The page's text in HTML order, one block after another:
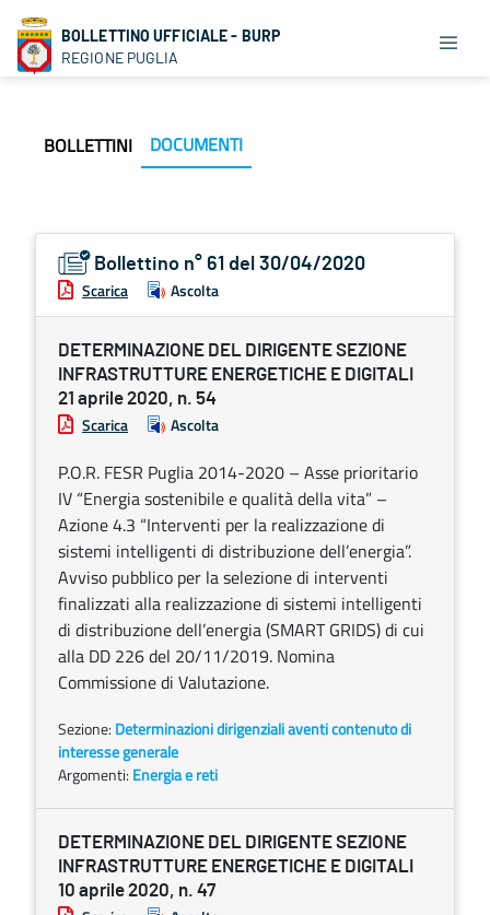
BOLLETTINO UFFICIALE - BURP
REGIONE PUGLIA
BOLLETTINI DOCUMENTI
Bollettino n° 61 del 30/04/2020
Scarica Ascolta
DETERMINAZIONE DEL DIRIGENTE SEZIONE
INFRASTRUTTURE ENERGETICHE E DIGITALI
21 aprile 2020, n. 54
Scarica Ascolta
P.O.R. FESR Puglia 2014-2020 – Asse prioritario
IV “Energia sostenibile e qualità della vita” –
Azione 4.3 “Interventi per la realizzazione di
sistemi intelligenti di distribuzione dell’energia”.
Avviso pubblico per la selezione di interventi
finalizzati alla realizzazione di sistemi intelligenti
di distribuzione dell’energia (SMART GRIDS) di cui
alla DD 226 del 20/11/2019. Nomina
Commissione di Valutazione.
Sezione: Determinazioni dirigenziali aventi contenuto di
interesse generale
Argomenti: Energia e reti
DETERMINAZIONE DEL DIRIGENTE SEZIONE
INFRASTRUTTURE ENERGETICHE E DIGITALI
10 aprile 2020, n. 47